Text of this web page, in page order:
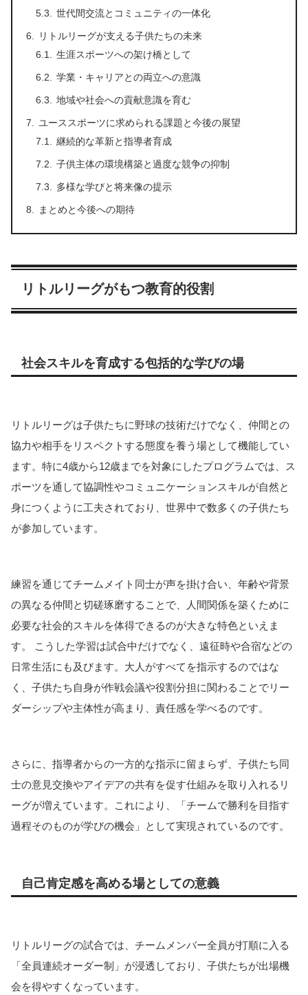
世代間交流とコミュニティの一体化
リトルリーグが支える子供たちの未来
生涯スポーツへの架け橋として
学業・キャリアとの両立への意識
地域や社会への貢献意識を育む
ユーススポーツに求められる課題と今後の展望
継続的な革新と指導者育成
子供主体の環境構築と過度な競争の抑制
多様な学びと将来像の提示
まとめと今後への期待
リトルリーグがもつ教育的役割
社会スキルを育成する包括的な学びの場
リトルリーグは子供たちに野球の技術だけでなく、仲間との
協力や相手をリスペクトする態度を養う場として機能してい
ます。特に4歳から12歳までを対象にしたプログラムでは、ス
ポーツを通して協調性やコミュニケーションスキルが自然と
身につくように工夫されており、世界中で数多くの子供たち
が参加しています。
練習を通じてチームメイト同士が声を掛け合い、年齢や背景
の異なる仲間と切磋琢磨することで、人間関係を築くために
必要な社会的スキルを体得できるのが大きな特色といえま
す。 こうした学習は試合中だけでなく、遠征時や合宿などの
日常生活にも及びます。大人がすべてを指示するのではな
く、子供たち自身が作戦会議や役割分担に関わることでリー
ダーシップや主体性が高まり、責任感を学べるのです。
さらに、指導者からの一方的な指示に留まらず、子供たち同
士の意見交換やアイデアの共有を促す仕組みを取り入れるリ
ーグが増えています。これにより、「チームで勝利を目指す
過程そのものが学びの機会」として実現されているのです。
自己肯定感を高める場としての意義
リトルリーグの試合では、チームメンバー全員が打順に入る
「全員連続オーダー制」が浸透しており、子供たちが出場機
会を得やすくなっています。